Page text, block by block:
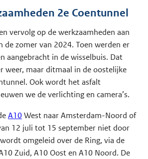
2e Coentunnel
vervolg op de werkzaamheden aan
de zomer van 2024. Toen werden er
aangebracht in de wisselbuis. Dat
weer, maar ditmaal in de oostelijke
Ook wordt het asfalt
we de verlichting en camera’s.
A10West naar Amsterdam-Noord of
12 juli tot 15 september niet door
omgeleid over de Ring, via de
Zuid, A10 Oost en A10 Noord. De